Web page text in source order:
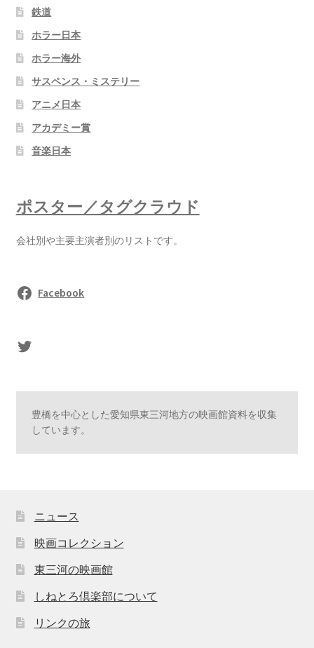
鉄道
ホラー日本
ホラー海外
サスペンス・ミステリー
アニメ日本
アカデミー賞
音楽日本
ポスター／タグクラウド
会社別や主要主演者別のリストです。
Facebook
sasaki's Twitter
豊橋を中心とした愛知県東三河地方の映画館資料を収集
しています。
ニュース
映画コレクション
東三河の映画館
しねとろ倶楽部について
リンクの旅